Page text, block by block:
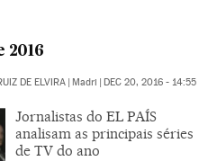
2016
DE ELVIRA Madri
DEC 20, 2016 - 14:55
Jornalistas do EL PAÍS
analisam as principais séries
de TV do ano